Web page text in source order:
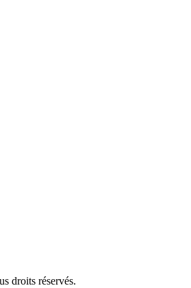
droits réservés.